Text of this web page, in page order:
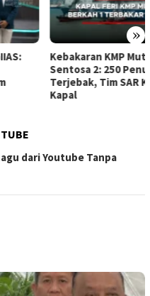
»
KMP Mutiara
Sentosa 2: 250 Penumpang
Tim SAR Kerahkan 9
dari Youtube Tanpa